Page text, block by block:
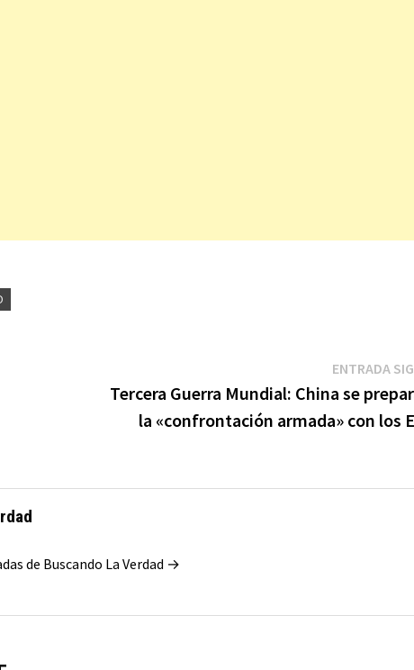
ENTRADA
Tercera Guerra Mundial: China se
la «confrontación armada» con los
de Buscando La Verdad →